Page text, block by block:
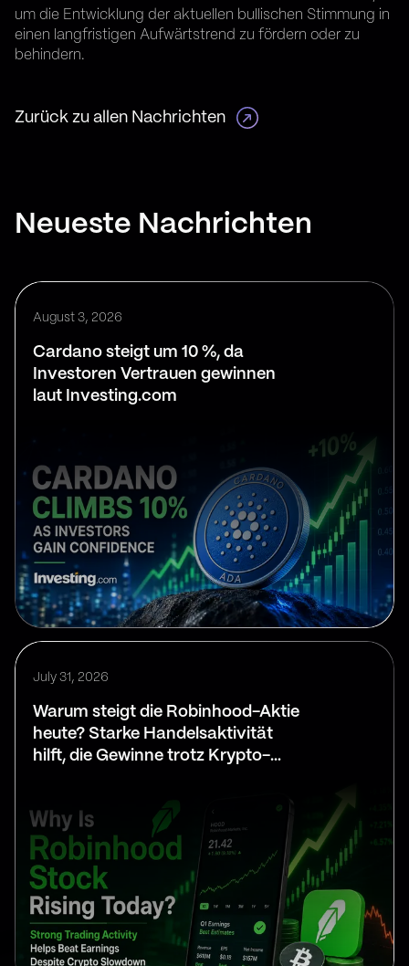
um die Entwicklung der aktuellen bullischen Stimmung in
einen langfristigen Aufwärtstrend zu fördern oder zu
behindern.
Zurück zu allen Nachrichten
Neueste Nachrichten
August 3, 2026
Cardano steigt um 10 %, da
Investoren Vertrauen gewinnen
laut Investing.com
July 31, 2026
Warum steigt die Robinhood-Aktie
heute? Starke Handelsaktivität
hilft, die Gewinne trotz Krypto-